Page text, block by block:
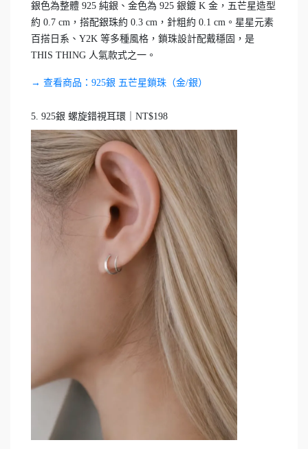
銀色為整體 925 純銀、金色為 925 銀鍍 K 金，五芒星造型
約 0.7 cm，搭配銀珠約 0.3 cm，針粗約 0.1 cm。星星元素
百搭日系、Y2K 等多種風格，鎖珠設計配戴穩固，是
THIS THING 人氣款式之一。
→ 查看商品：925銀 五芒星鎖珠（金/銀）
5. 925銀 螺旋錯視耳環｜NT$198